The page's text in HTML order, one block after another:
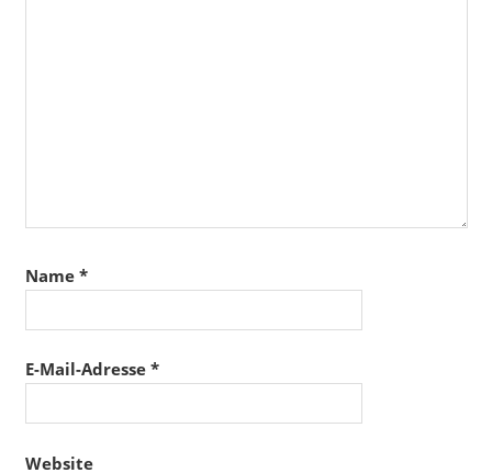
Name *
E-Mail-Adresse *
Website